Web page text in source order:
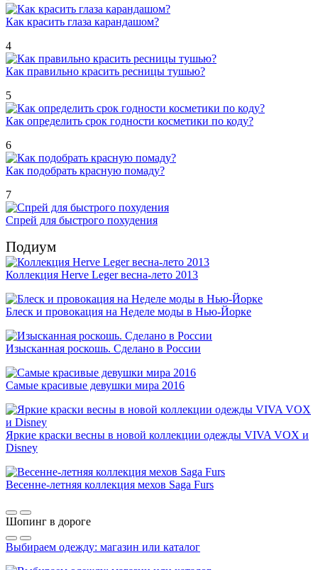
Как красить глаза карандашом?
4
Как правильно красить ресницы тушью?
5
Как определить срок годности косметики по коду?
6
Как подобрать красную помаду?
7
Спрей для быстрого похудения
Подиум
Коллекция Herve Leger весна-лето 2013
Блеск и провокация на Неделе моды в Нью-Йорке
Изысканная роскошь. Сделано в России
Самые красивые девушки мира 2016
Яркие краски весны в новой коллекции одежды VIVA VOX и
Disney
Весенне-летняя коллекция мехов Saga Furs
Шопинг в дороге
Выбираем одежду: магазин или каталог